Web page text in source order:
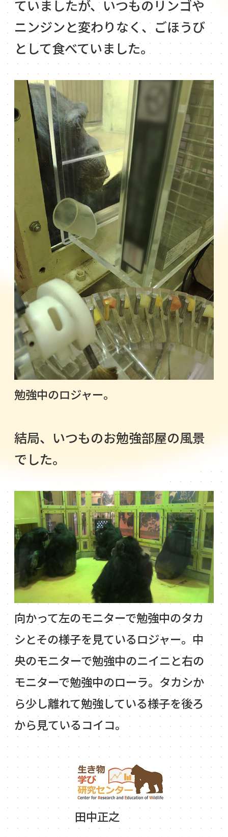
ていましたが、いつものリンゴや
ニンジンと変わりなく、ごほうび
として食べていました。
勉強中のロジャー。
結局、いつものお勉強部屋の風景
でした。
向かって左のモニターで勉強中のタカ
シとその様子を見ているロジャー。中
央のモニターで勉強中のニイニと右の
モニターで勉強中のローラ。タカシか
ら少し離れて勉強している様子を後ろ
から見ているコイコ。
田中正之